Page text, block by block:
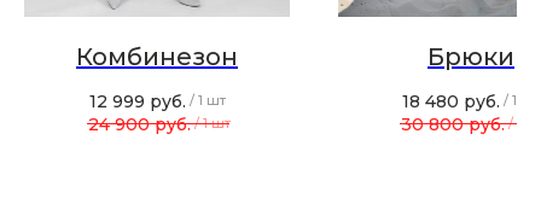
Комбинезон
12 999 руб. / 1 шт
24 900 руб. / 1 шт
Брюки
18 480 руб. / 1 шт
30 800 руб. /
Подписаться